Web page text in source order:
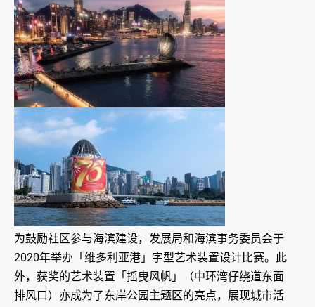
为鼓励社区参与海滨建设，发展局和海滨事务委员会于
2020年举办「维多利亚港」字型艺术装置设计比赛。此
外，获奖的艺术装置「摇曳风帆」（中环湾仔绕道东面
排风口）亦成为了东岸公园主题区的亮点，展现城市活